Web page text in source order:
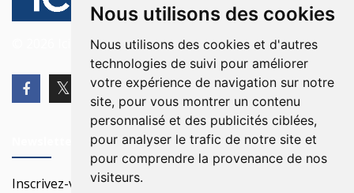
Nous utilisons des cookies
Nous utilisons des cookies et d'autres
technologies de suivi pour améliorer
votre expérience de navigation sur notre
site, pour vous montrer un contenu
personnalisé et des publicités ciblées,
pour analyser le trafic de notre site et
pour comprendre la provenance de nos
visiteurs.
© 2026 Ici Beyrouth. Tous les droits sont réservés.
Inscrivez-vous à notre Newsletter